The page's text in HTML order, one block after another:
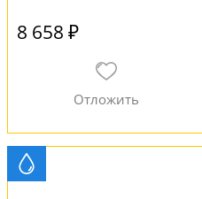
8 658 ₽